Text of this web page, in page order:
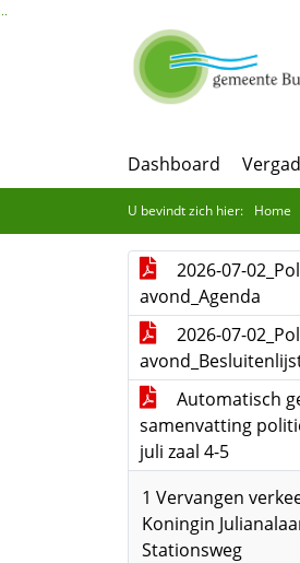
Ga naar de inhoud van deze pagina
Ga naar het zoeken
Ga naar het menu
Dashboard
U bevindt zich hier: Home
2026-07-
avond_Agenda
2026-07-
Automatisch
samenvatting
juli zaal 4-5
1 Vervangen
Koningin
Stationsweg